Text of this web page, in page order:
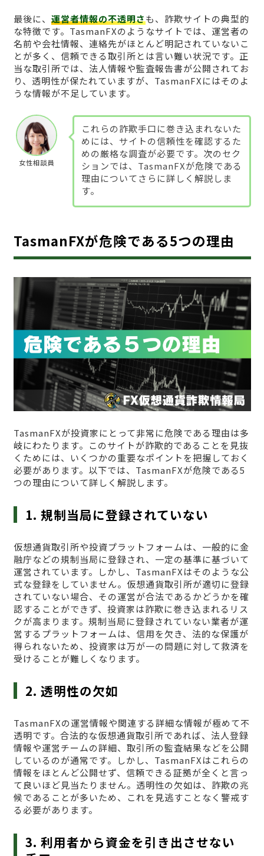
最後に、 運営者情報の不透明さも、詐欺サイトの典型的
な特徴です。TasmanFXのようなサイトでは、運営者の
名前や会社情報、連絡先がほとんど明記されていないこ
とが多く、信頼できる取引所とは言い難い状況です。正
当な取引所では、法人情報や監査報告書が公開されてお
り、透明性が保たれていますが、TasmanFXにはそのよ
うな情報が不足しています。
女性相談員
これらの詐欺手口に巻き込まれないた
めには、サイトの信頼性を確認するた
めの厳格な調査が必要です。次のセク
ションでは、TasmanFXが危険である
理由についてさらに詳しく解説しま
す。
TasmanFXが危険である5つの理由
TasmanFXが投資家にとって非常に危険である理由は多
岐にわたります。このサイトが詐欺的であることを見抜
くためには、いくつかの重要なポイントを把握しておく
必要があります。以下では、TasmanFXが危険である5
つの理由について詳しく解説します。
1. 規制当局に登録されていない
仮想通貨取引所や投資プラットフォームは、一般的に金
融庁などの規制当局に登録され、一定の基準に基づいて
運営されています。しかし、TasmanFXはそのような公
式な登録をしていません。仮想通貨取引所が適切に登録
されていない場合、その運営が合法であるかどうかを確
認することができず、投資家は詐欺に巻き込まれるリス
クが高まります。規制当局に登録されていない業者が運
営するプラットフォームは、信用を欠き、法的な保護が
得られないため、投資家は万が一の問題に対して救済を
受けることが難しくなります。
2. 透明性の欠如
TasmanFXの運営情報や関連する詳細な情報が極めて不
透明です。合法的な仮想通貨取引所であれば、法人登録
情報や運営チームの詳細、取引所の監査結果などを公開
しているのが通常です。しかし、TasmanFXはこれらの
情報をほとんど公開せず、信頼できる証拠が全くと言っ
て良いほど見当たりません。透明性の欠如は、詐欺の兆
候であることが多いため、これを見逃すことなく警戒す
る必要があります。
3. 利用者から資金を引き出させない